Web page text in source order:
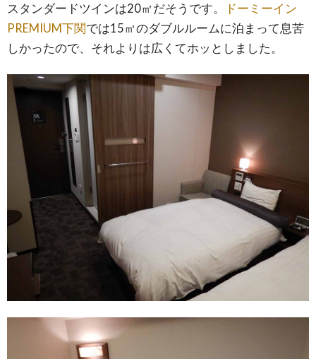
スタンダードツインは20㎡だそうです。
ドーミーイン
PREMIUM下関では15㎡のダブルルームに泊まって息苦
しかったので、それよりは広くてホッとしました。